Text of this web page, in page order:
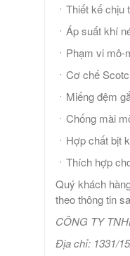
ㆍThiết kế
ㆍÁp suất khí
ㆍPhạm vi
ㆍCơ chế
ㆍMiếng đệm
ㆍChống mài
ㆍHợp chất bịt
ㆍThích hợp
Quý khách
theo thông tin
CÔNG TY
Địa chỉ: 1331/